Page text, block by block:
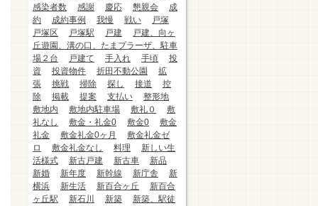
感染者数
感謝 慶応 懇親会
成
約
成約事例 我慢 戦い
戸塚
戸塚区
戸塚駅 戸建
戸建、向ヶ
丘遊園、溝の口、たまプラーザ、駐車
場２台
戸建て 手入れ 手頃
投
資
投資物件 折田不動公園
拡
張
挑戦 掃除 探し 接道
控
除
掲載 提案 支払い
整形地
敷地内
敷地内駐車場 敷礼０
敷
礼なし
敷金・礼金0 敷金0
敷金
礼金
敷金礼金0ヶ月
敷金礼金ゼ
ロ
敷金礼金なし 料理
新しい生
活様式
新古戸建 新古車
新品
新婚
新年度 新幹線 新庁舎
新
横浜
新生活 新百合ヶ丘
新百合
ヶ丘駅
新石川 新築
新築、駅徒